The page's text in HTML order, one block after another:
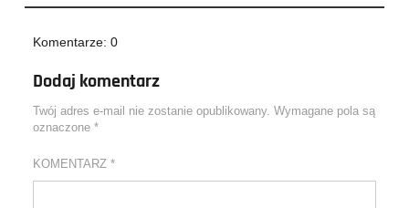
Komentarze: 0
Dodaj komentarz
Twój adres e-mail nie zostanie opublikowany. Wymagane pola są
oznaczone *
KOMENTARZ *